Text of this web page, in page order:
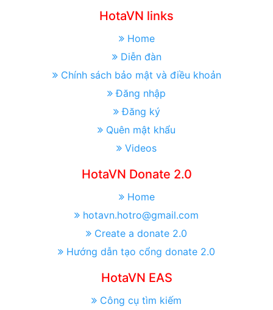
HotaVN links
Home
Diễn đàn
Chính sách bảo mật và điều khoản
Đăng nhập
Đăng ký
Quên mật khẩu
Videos
HotaVN Donate 2.0
Home
hotavn.hotro@gmail.com
Create a donate 2.0
Hướng dẫn tạo cổng donate 2.0
HotaVN EAS
Công cụ tìm kiếm